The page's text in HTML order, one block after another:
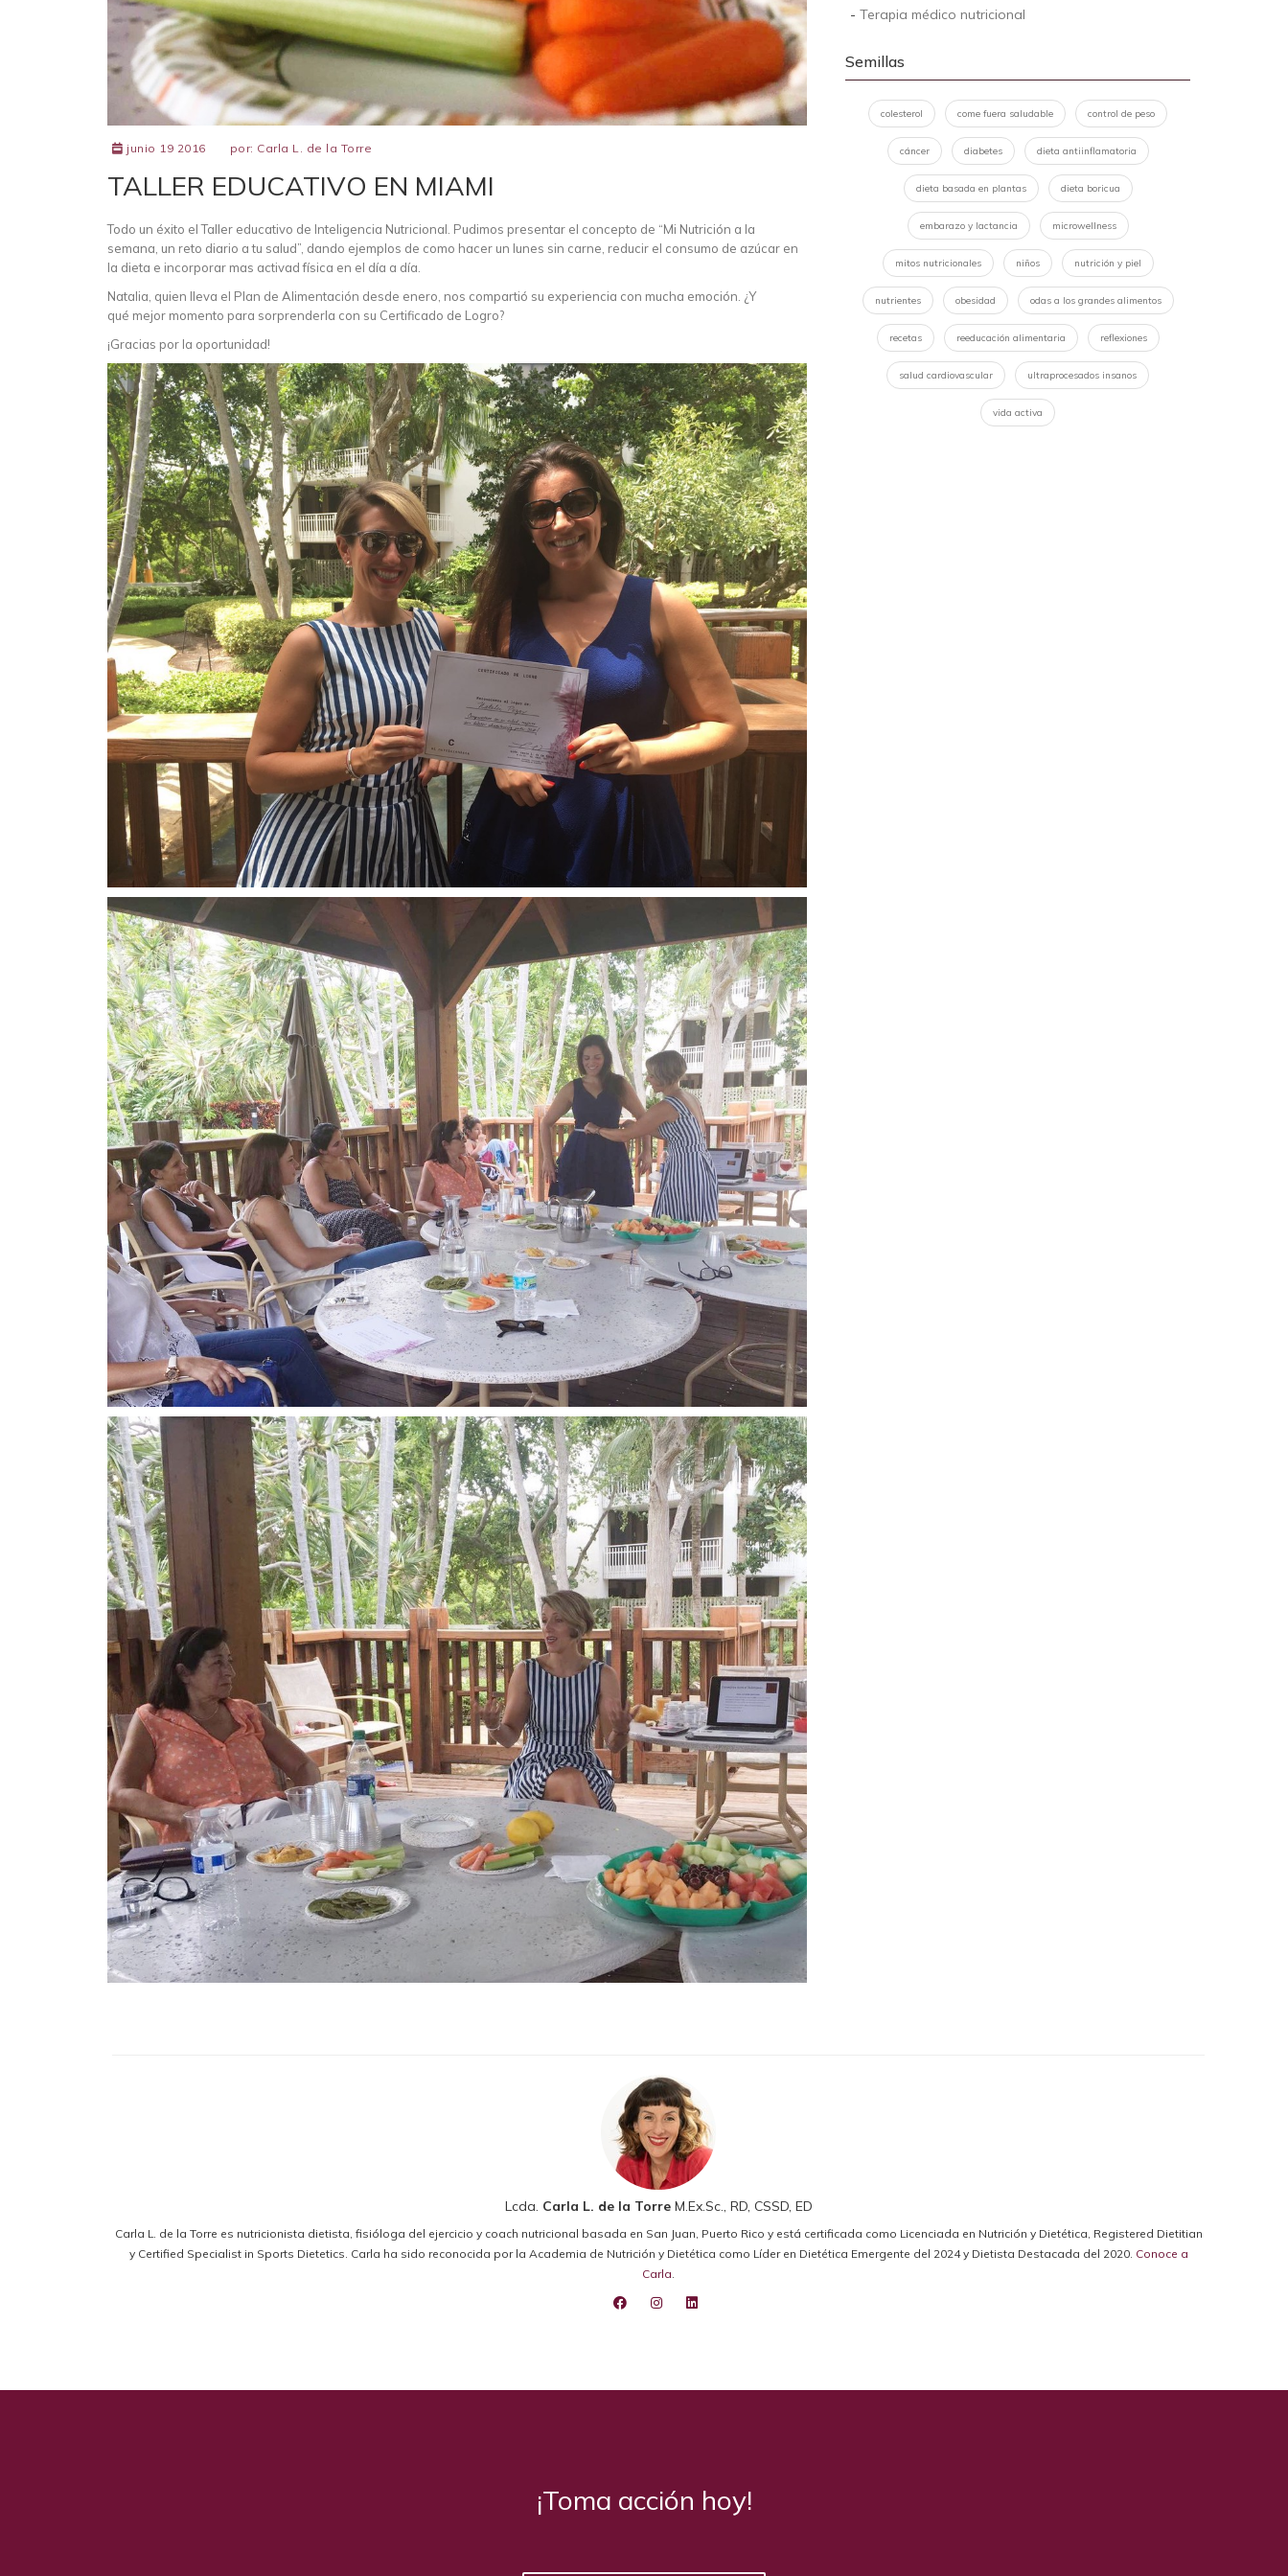
junio 19 2016 por: Carla L. de la Torre
TALLER EDUCATIVO EN MIAMI
Todo un éxito el Taller educativo de Inteligencia Nutricional. Pudimos presentar el concepto de “Mi Nutrición a la
semana, un reto diario a tu salud”, dando ejemplos de como hacer un lunes sin carne, reducir el consumo de azúcar en
la dieta e incorporar mas activad física en el día a día.
Natalia, quien lleva el Plan de Alimentación desde enero, nos compartió su experiencia con mucha emoción. ¿Y
qué mejor momento para sorprenderla con su Certificado de Logro?
¡Gracias por la oportunidad!
- Terapia médico nutricional
Semillas
colesterol come fuera saludable control de peso
cáncer diabetes dieta antiinflamatoria
dieta basada en plantas dieta boricua
embarazo y lactancia microwellness
mitos nutricionales niños nutrición y piel
nutrientes obesidad odas a los grandes alimentos
recetas reeducación alimentaria reflexiones
salud cardiovascular ultraprocesados insanos
vida activa
Lcda. Carla L. de la TorreM.Ex.Sc., RD, CSSD, ED
Carla L. de la Torre es nutricionista dietista, fisióloga del ejercicio y coach nutricional basada en San Juan, Puerto Rico y está certificada como Licenciada en Nutrición y Dietética, Registered Dietitian
y Certified Specialist in Sports Dietetics. Carla ha sido reconocida por la Academia de Nutrición y Dietética como Líder en Dietética Emergente del 2024 y Dietista Destacada del 2020. Conoce a
Carla
¡Toma acción hoy!